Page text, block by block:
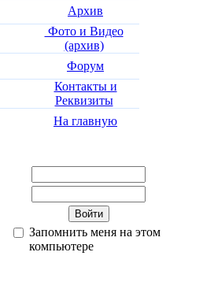
Архив
Фото и Видео
(архив)
Форум
Контакты и
Реквизиты
На главную
Запомнить меня на этом
компьютере